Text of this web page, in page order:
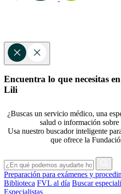
Encuentra lo que necesitas
Lili
¿Buscas un servicio médico, una
salud o información sobre
Usa nuestro buscador inteligente
que ofrece la
Preparación para exámenes y
Biblioteca FVL al día Buscar
Especialistas